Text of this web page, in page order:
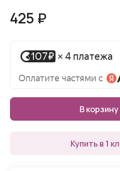
425 ₽
В корзину
Купить в 1